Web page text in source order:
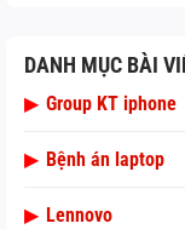
DANH MỤC BÀI
▶ Group KT iphone
▶ Bệnh án laptop
▶ Lennovo